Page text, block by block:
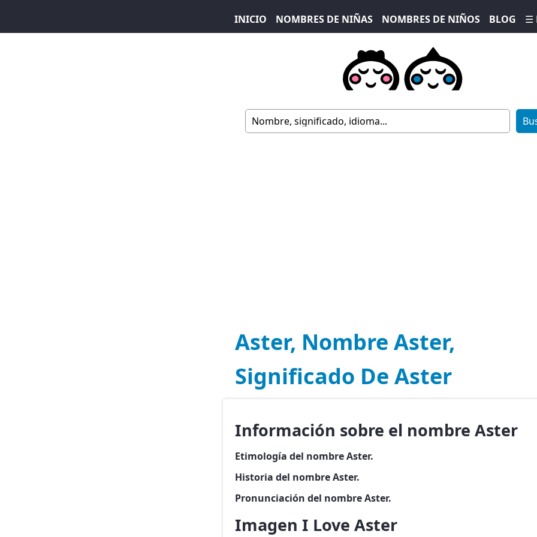
INICIO NOMBRES DE NIÑAS NOMBRES DE NIÑOS BLOG ☰
Aster, Nombre Aster,
Significado De Aster
Información sobre el nombre Aster
Etimología del nombre Aster.
Historia del nombre Aster.
Pronunciación del nombre Aster.
Imagen I Love Aster